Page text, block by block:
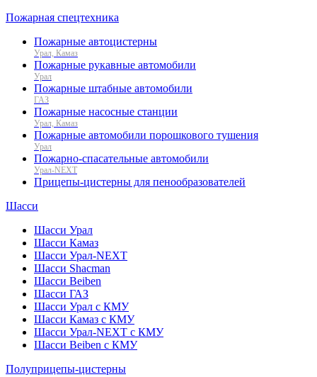
Пожарная спецтехника
Пожарные автоцистерны
Урал, Камаз
Пожарные рукавные автомобили
Урал
Пожарные штабные автомобили
ГАЗ
Пожарные насосные станции
Урал, Камаз
Пожарные автомобили порошкового тушения
Урал
Пожарно-спасательные автомобили
Урал-NEXT
Прицепы-цистерны для пенообразователей
Шасси
Шасси Урал
Шасси Камаз
Шасси Урал-NEXT
Шасси Shacman
Шасси Beiben
Шасси ГАЗ
Шасси Урал с КМУ
Шасси Камаз с КМУ
Шасси Урал-NEXT с КМУ
Шасси Beiben с КМУ
Полуприцепы-цистерны